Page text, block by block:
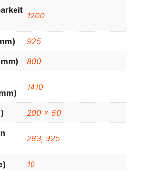
1200
925
800
1410
200 x 50
283, 925
10